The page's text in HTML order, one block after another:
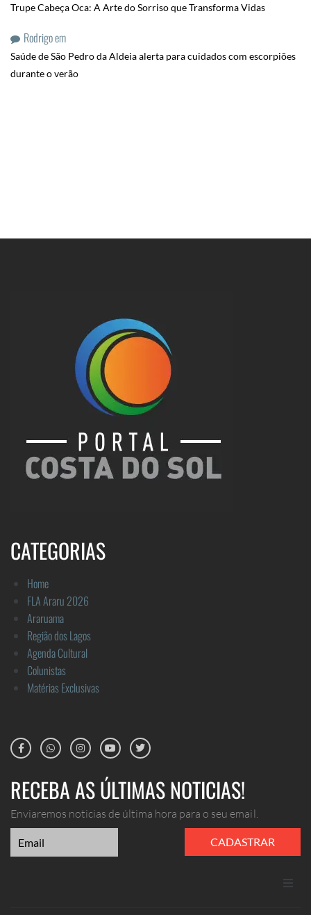
Trupe Cabeça Oca: A Arte do Sorriso que Transforma Vidas
Rodrigoem
Saúde de São Pedro da Aldeia alerta para cuidados com escorpiões
durante o verão
CATEGORIAS
Home
FLA Araru 2026
Araruama
Região dos Lagos
Agenda Cultural
Colunistas
Matérias Exclusivas
RECEBA AS ÚLTIMAS NOTICIAS!
Enviaremos noticias de última hora para o seu email.
CADASTRAR